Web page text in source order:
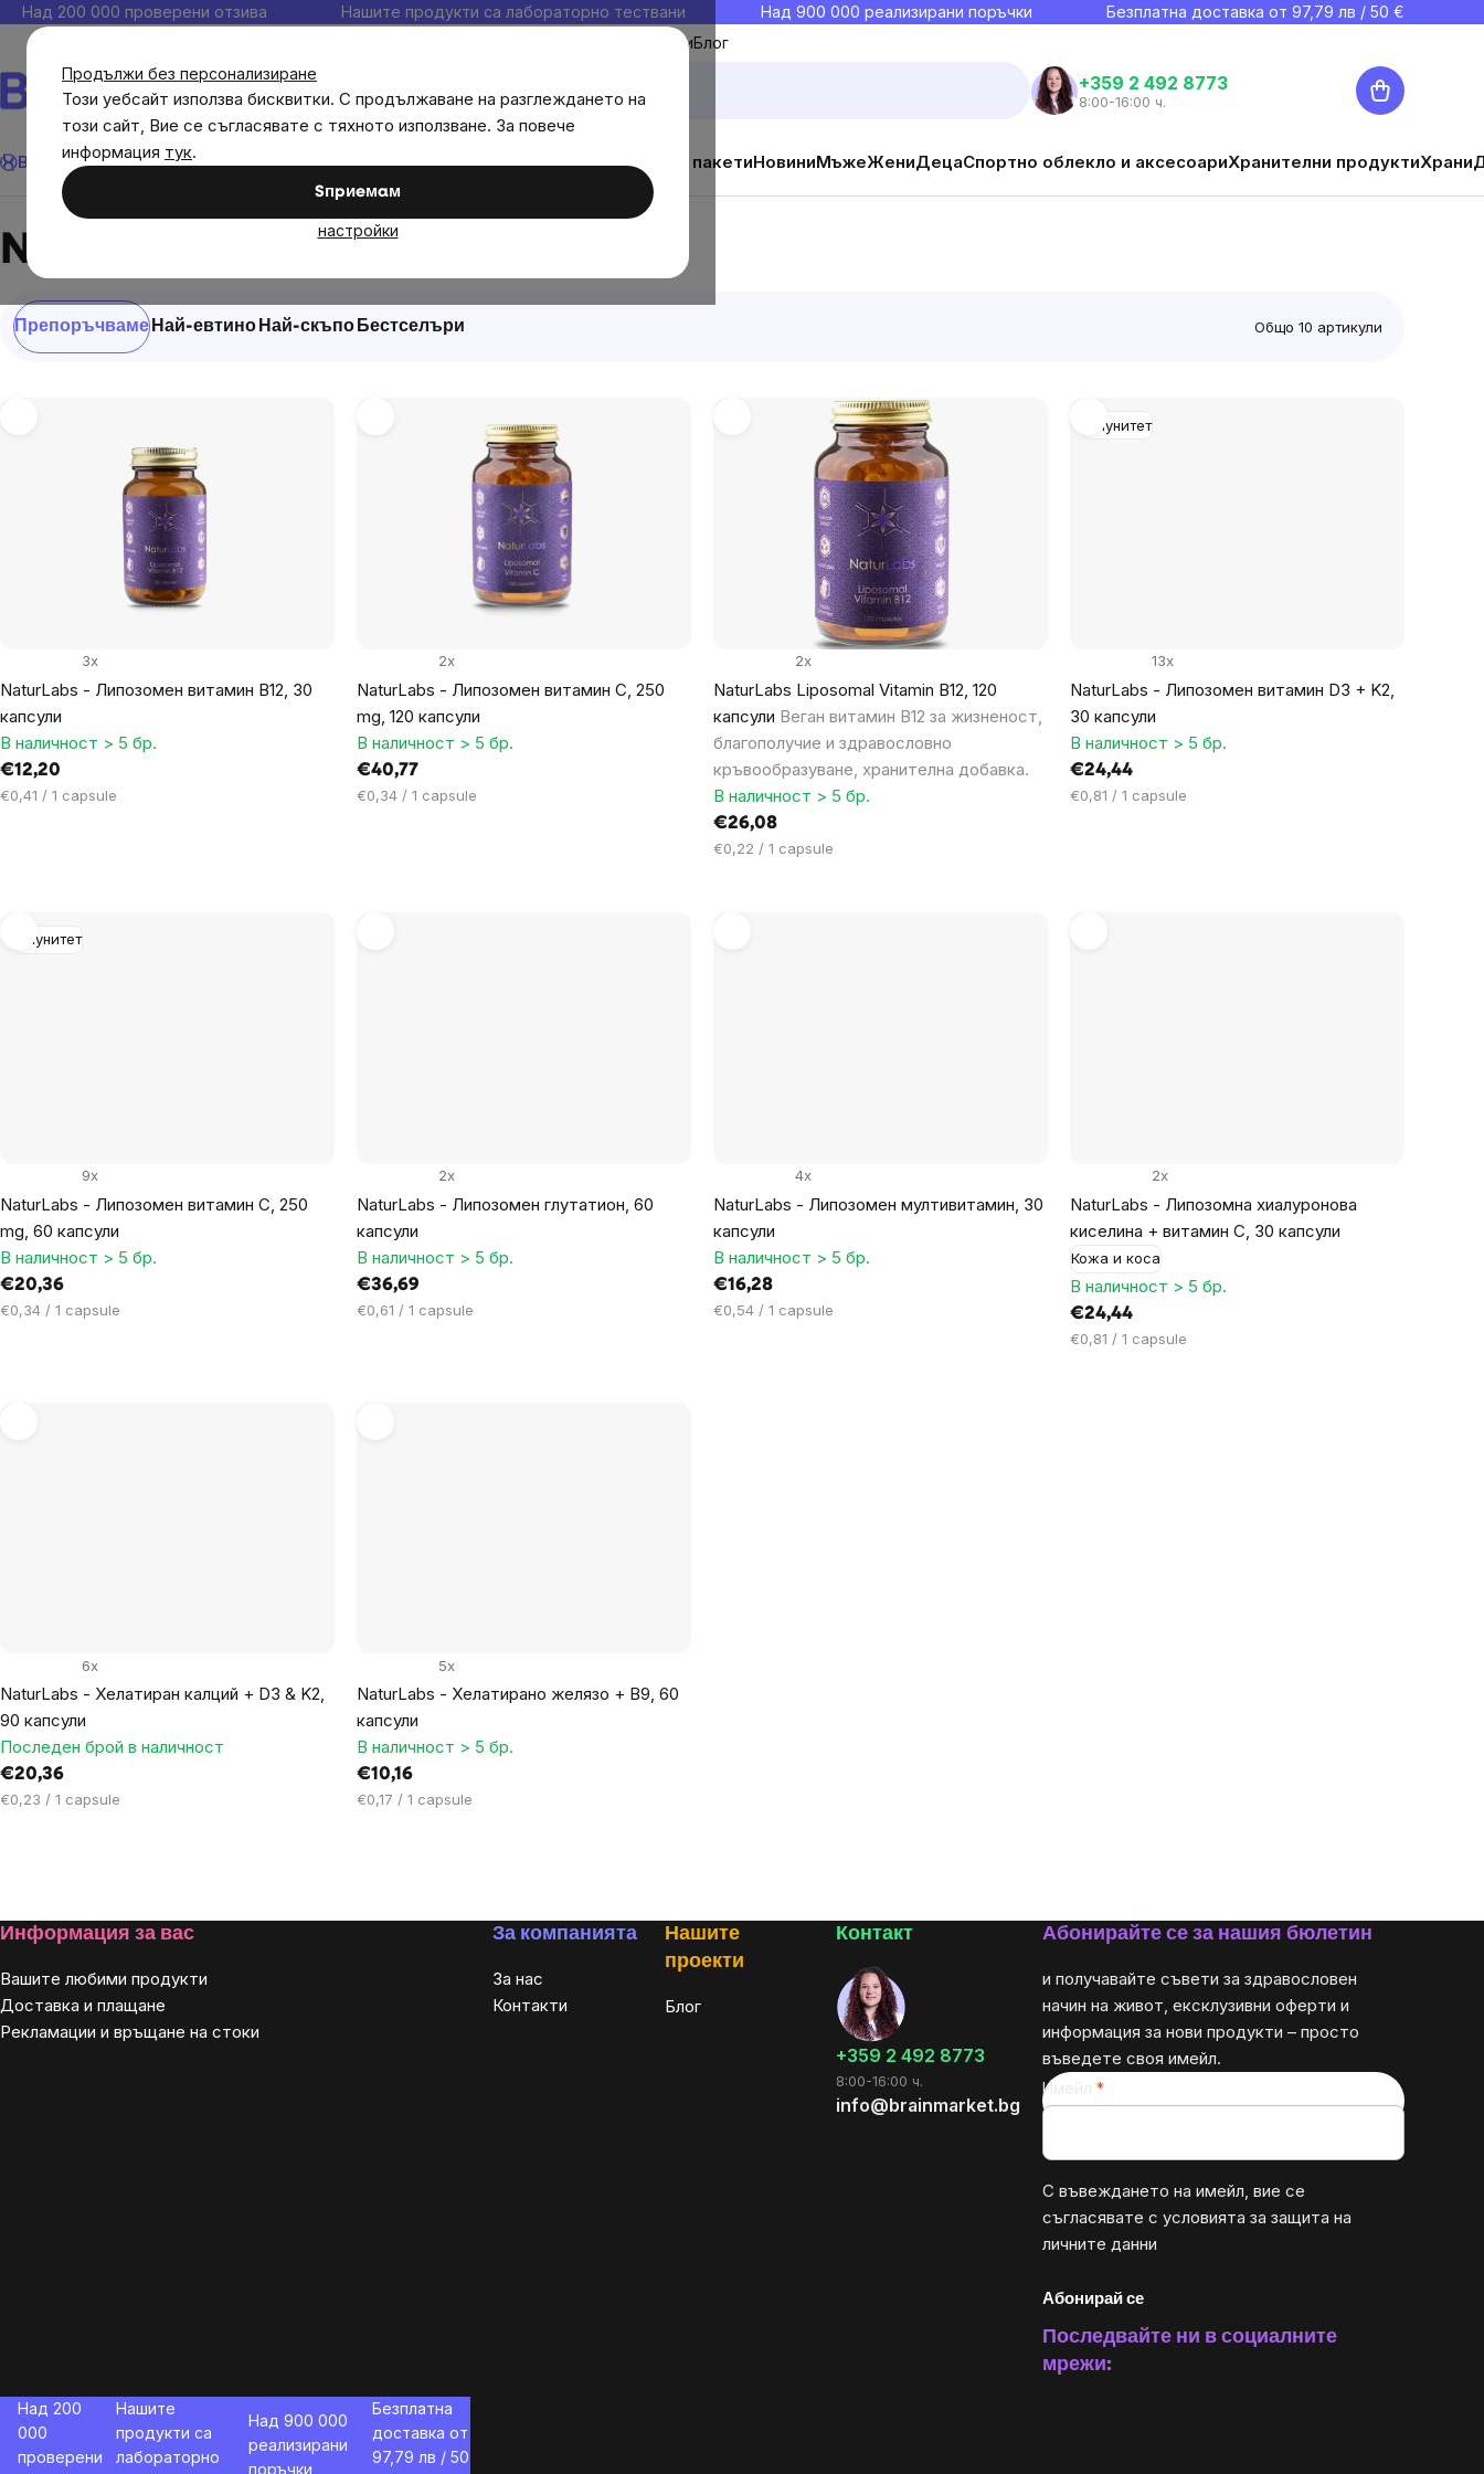
Продължи без персонализиране
Този уебсайт използва бисквитки. С продължаване на разглеждането на
този сайт, Вие се съгласявате с тяхното използване. За повече
информация тук.
Sпpиeмaм
настройки
Прескочи
към
съдържанието
Над 200 000 проверени отзива Нашите продукти са лабораторно тествани Над 900 000 реализирани поръчки Безплатна доставка от 97,79 лв / 50 €
Моите любимиБлог
+359 2 492 8773
8:00-16:00 ч.
Количка
Brainmax Имунитет Акции💪 WomenPowerЦелиДиетични добавкиИзгодни пакетиНовиниМъжеЖениДецаСпортно облекло и аксесоариХранителни продуктиХрани
NaturLabs
Сортиране
на
Препоръчваме Най-евтино Най-скъпо Бестселъри Общо 10 артикули
NaturLabs - Липозомен витамин B12, 30
капсули
3x
В наличност > 5 бр.
€12,20
Цена
€0,41 / 1 capsule
NaturLabs - Липозомен витамин С, 250
mg, 120 капсули
2x
В наличност > 5 бр.
€40,77
Цена
€0,34 / 1 capsule
NaturLabs Liposomal Vitamin B12, 120
капсули Веган витамин B12 за жизненост,
благополучие и здравословно
кръвообразуване, хранителна добавка.
2x
В наличност > 5 бр.
€26,08
Цена
€0,22 / 1 capsule
Имунитет
NaturLabs - Липозомен витамин D3 + K2,
30 капсули
13x
В наличност > 5 бр.
€24,44
Цена
€0,81 / 1 capsule
Имунитет
NaturLabs - Липозомен витамин С, 250
mg, 60 капсули
9x
В наличност > 5 бр.
€20,36
Цена
€0,34 / 1 capsule
NaturLabs - Липозомен глутатион, 60
капсули
2x
В наличност > 5 бр.
€36,69
Цена
€0,61 / 1 capsule
NaturLabs - Липозомен мултивитамин, 30
капсули
4x
В наличност > 5 бр.
€16,28
Цена
€0,54 / 1 capsule
NaturLabs - Липозомна хиалуронова
киселина + витамин С, 30 капсули
Кожа и коса
2x
В наличност > 5 бр.
€24,44
Цена
€0,81 / 1 capsule
NaturLabs - Хелатиран калций + D3 & K2,
90 капсули
6x
Последен брой в наличност
€20,36
Цена
€0,23 / 1 capsule
NaturLabs - Хелатирано желязо + B9, 60
капсули
5x
В наличност > 5 бр.
€10,16
Цена
€0,17 / 1 capsule
controls
Footer
Информация за вас
Вашите любими продукти
Доставка и плащане
Рекламации и връщане на стоки
За компанията
За нас
Контакти
Нашите
проекти
Блог
Контакт
+359 2 492 8773
8:00-16:00 ч.
info@brainmarket.bg
Абонирайте се за нашия бюлетин
и получавайте съвети за здравословен
начин на живот, ексклузивни оферти и
информация за нови продукти – просто
въведете своя имейл.
Имейл
С въвеждането на имейл, вие се
съгласявате с условията за защита на
личните данни
Абонирай се
Последвайте ни в социалните
мрежи:
Над 200
000
проверени
Нашите
продукти са
лабораторно
Над 900 000
реализирани
поръчки
Безплатна
доставка от
97,79 лв / 50